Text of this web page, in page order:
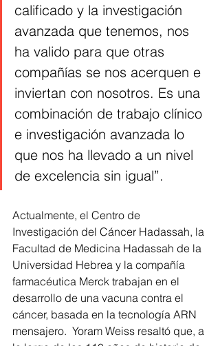
calificado y la investigación
avanzada que tenemos, nos
ha valido para que otras
compañías se nos acerquen e
inviertan con nosotros. Es una
combinación de trabajo clínico
e investigación avanzada lo
que nos ha llevado a un nivel
de excelencia sin igual”.
Actualmente, el Centro de
Investigación del Cáncer Hadassah, la
Facultad de Medicina Hadassah de la
Universidad Hebrea y la compañía
farmacéutica Merck trabajan en el
desarrollo de una vacuna contra el
cáncer, basada en la tecnología ARN
mensajero.  Yoram Weiss resaltó que, a